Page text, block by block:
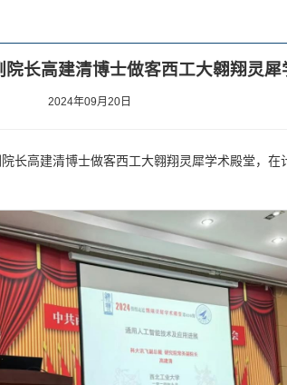
长高建清博士做客西工大翱翔灵犀
2024年09月20日
长高建清博士做客西工大翱翔灵犀学术殿堂，在